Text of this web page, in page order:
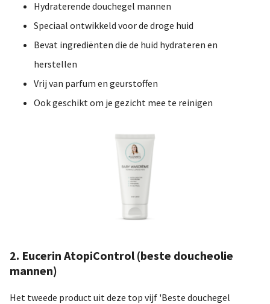
Hydraterende douchegel mannen
Speciaal ontwikkeld voor de droge huid
Bevat ingrediënten die de huid hydrateren en
herstellen
Vrij van parfum en geurstoffen
Ook geschikt om je gezicht mee te reinigen
2. Eucerin AtopiControl (beste doucheolie
mannen)
Het tweede product uit deze top vijf 'Beste douchegel